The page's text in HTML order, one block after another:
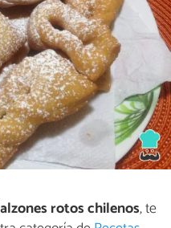
rotos chilenos, te